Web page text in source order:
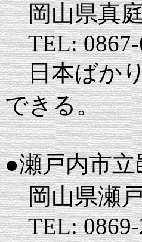
岡山県真庭
TEL: 0867-
日本ばかり
できる。
●瀬戸内市
岡山県瀬戸
TEL: 0869-